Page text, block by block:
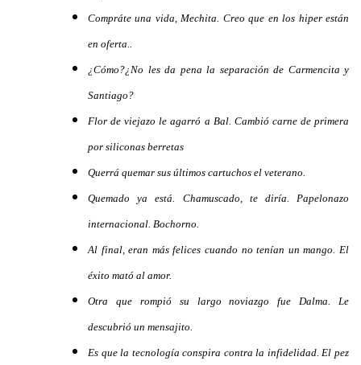
Compráte una vida, Mechita. Creo que en los hiper están
en oferta..
¿Cómo?¿No les da pena la separación de Carmencita y
Santiago?
Flor de viejazo le agarró a Bal. Cambió carne de primera
por siliconas berretas
Querrá quemar sus últimos cartuchos el veterano.
Quemado ya está. Chamuscado, te diría. Papelonazo
internacional. Bochorno.
Al final, eran más felices cuando no tenían un mango. El
éxito mató al amor.
Otra que rompió su largo noviazgo fue Dalma. Le
descubrió un mensajito.
Es que la tecnología conspira contra la infidelidad. El pez